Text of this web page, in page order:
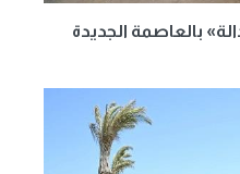
بالعاصمة الجديدة